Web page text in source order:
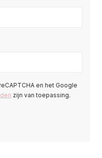
en het Google
zijn van toepassing.